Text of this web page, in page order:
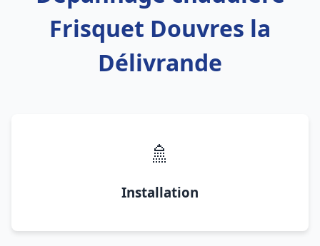
Frisquet Douvres la
Délivrande
🚿
Installation